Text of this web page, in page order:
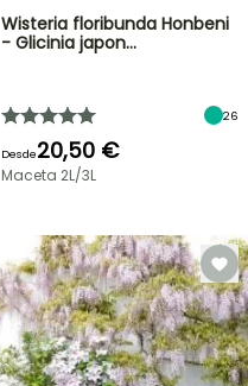
Wisteria floribunda Honbeni
- Glicinia japon…
26
Desde20,50 €
Maceta 2L/3L